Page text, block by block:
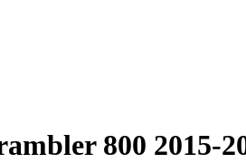
800 2015-